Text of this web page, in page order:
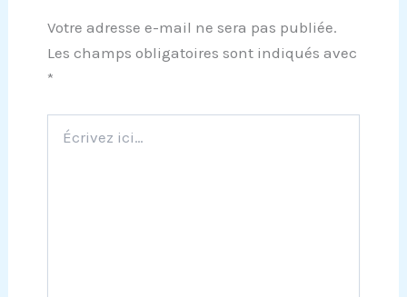
Votre adresse e-mail ne sera pas publiée.
Les champs obligatoires sont indiqués avec
*
ici…